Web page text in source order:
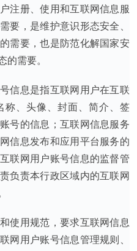
注册、使用和互联网信息服
要，是维护意识形态安全、
需要，也是防范化解国家安
的需要。
信息是指互联网用户在互联
称、头像、封面、简介、签
号的信息；互联网信息服务
信息发布和应用平台服务的
联网用户账号信息的监督管
负责本行政区域内的互联网
使用规范，要求互联网信息
网用户账号信息管理规则、